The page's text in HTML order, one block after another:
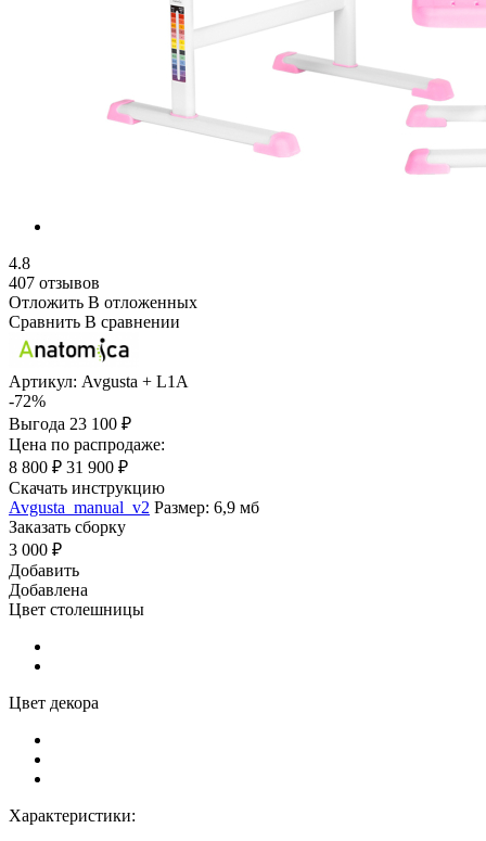
4.8
407 отзывов
Отложить В отложенных
Сравнить В сравнении
Артикул: Avgusta + L1A
-72%
Выгода 23 100 ₽
Цена по распродаже:
8 800 ₽ 31 900 ₽
Скачать инструкцию
Avgusta_manual_v2 Размер: 6,9 мб
Заказать сборку
3 000 ₽
Добавить
Добавлена
Цвет столешницы
Цвет декора
Характеристики: